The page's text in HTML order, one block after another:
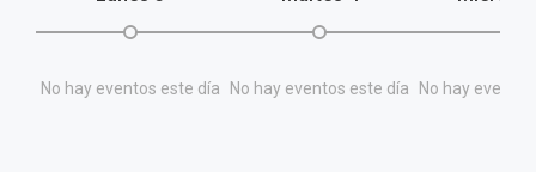
No hay eventos este día No hay eventos este día No hay